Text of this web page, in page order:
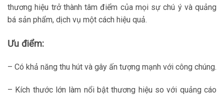
thương hiệu trở thành tâm điểm của mọi sự chú ý và quảng
bá sản phẩm, dịch vụ một cách hiệu quả.
Ưu điểm:
– Có khả năng thu hút và gây ấn tượng mạnh với công chúng.
– Kích thước lớn làm nổi bật thương hiệu so với quảng cáo